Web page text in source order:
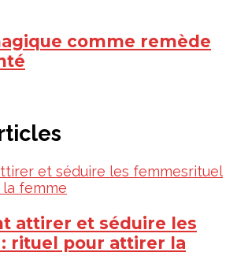
comme remède
et séduire les femmesrituel
femme
attirer et séduire les
rituel pour attirer la